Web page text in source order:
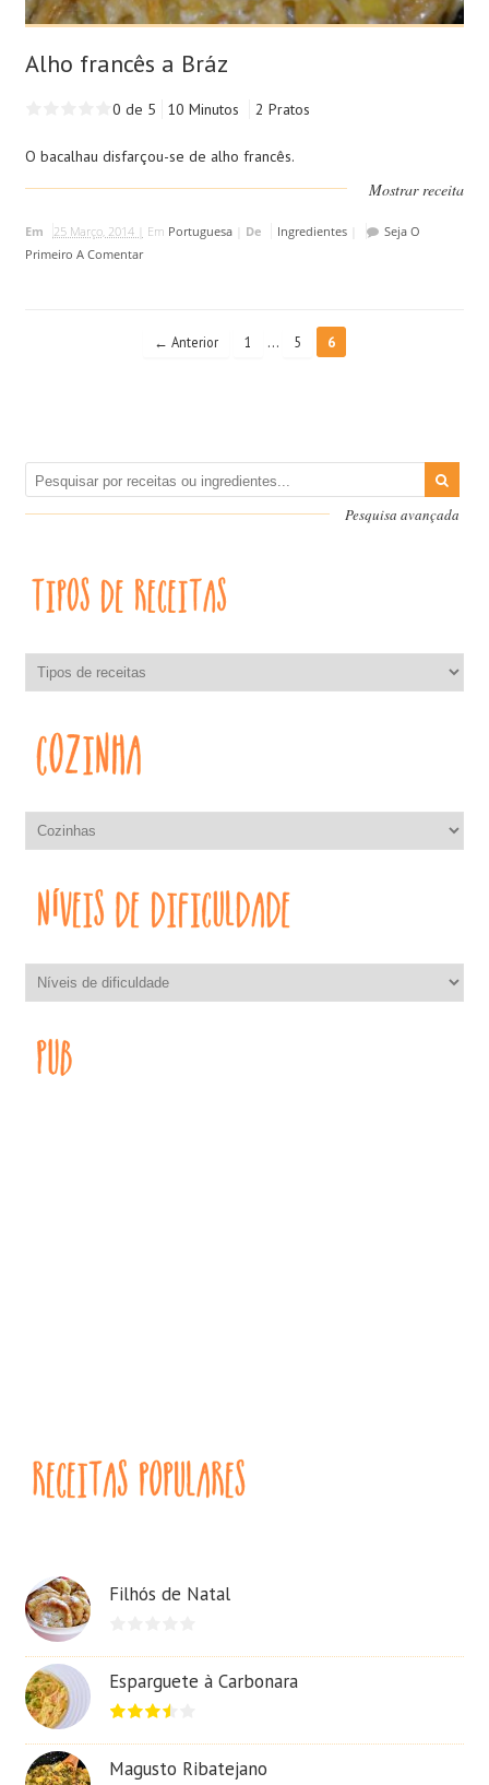
Alho francês a Bráz
0 de 5 10 Minutos 2 Pratos
O bacalhau disfarçou-se de alho francês.
Mostrar receita
Em 25 Março, 2014 | Em Portuguesa| De Ingredientes|
Seja O
Primeiro A Comentar
← Anterior 1 … 5 6
Pesquisa avançada
Filhós de Natal
Esparguete à Carbonara
Magusto Ribatejano